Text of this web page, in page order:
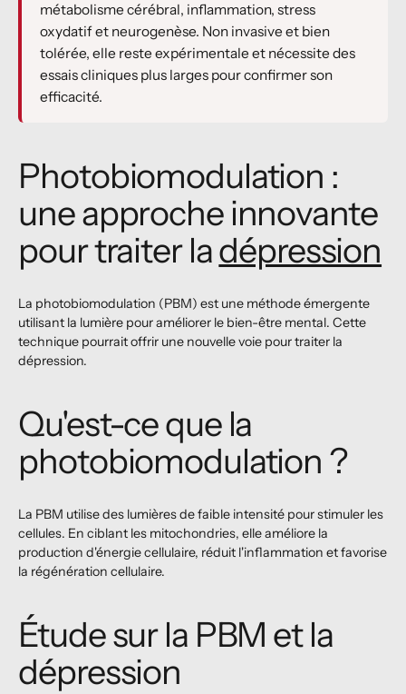
métabolisme cérébral, inflammation, stress
oxydatif et neurogenèse. Non invasive et bien
tolérée, elle reste expérimentale et nécessite des
essais cliniques plus larges pour confirmer son
efficacité.
Photobiomodulation :
une approche innovante
pour traiter ladépression
La photobiomodulation (PBM) est une méthode émergente
utilisant la lumière pour améliorer le bien-être mental. Cette
technique pourrait offrir une nouvelle voie pour traiter la
dépression.
Qu'est-ce que la
photobiomodulation ?
La PBM utilise des lumières de faible intensité pour stimuler les
cellules. En ciblant les mitochondries, elle améliore la
production d'énergie cellulaire, réduit l'inflammation et favorise
la régénération cellulaire.
Étude sur la PBM et la
dépression